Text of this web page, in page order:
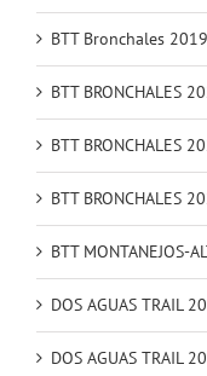
BTT Bronchales 2019
BTT BRONCHALES
BTT BRONCHALES
BTT BRONCHALES
BTT MONTANEJOS-
DOS AGUAS TRAIL
DOS AGUAS TRAIL